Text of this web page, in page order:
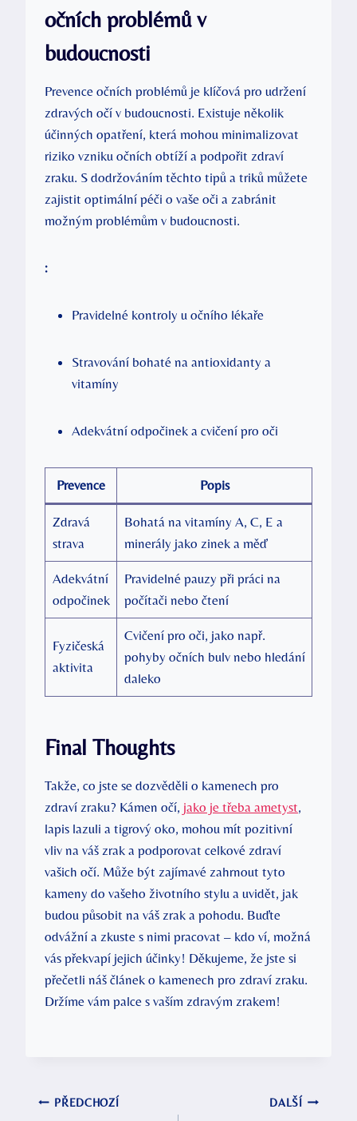
očních problémů v
budoucnosti
Prevence očních problémů je klíčová pro udržení
zdravých očí v budoucnosti. Existuje několik
účinných opatření, která mohou minimalizovat
riziko vzniku očních obtíží a podpořit zdraví
zraku. S dodržováním těchto tipů a triků můžete
zajistit optimální péči o vaše oči a zabránit
možným problémům v budoucnosti.
:
Pravidelné kontroly u očního lékaře
Stravování bohaté na antioxidanty a
vitamíny
Adekvátní odpočinek a cvičení pro oči
Prevence Popis
Zdravá
strava
Bohatá na vitamíny A, C, E a
minerály jako zinek a měď
Adekvátní
odpočinek
Pravidelné pauzy při práci na
počítači nebo čtení
Fyzičeská
aktivita
Cvičení pro oči, jako např.
pohyby očních bulv nebo hledání
daleko
Final Thoughts
Takže, co jste se dozvěděli o kamenech pro
zdraví zraku? Kámen očí, jako je třeba ametyst,
lapis lazuli a tigrový oko, mohou mít pozitivní
vliv na váš zrak a podporovat celkové zdraví
vašich očí. Může být zajímavé zahrnout tyto
kameny do vašeho životního stylu a uvidět, jak
budou působit na váš zrak a pohodu. Buďte
odvážní a zkuste s nimi pracovat – kdo ví, možná
vás překvapí jejich účinky! Děkujeme, že jste si
přečetli náš článek o kamenech pro zdraví zraku.
Držíme vám palce s vaším zdravým zrakem!
Navigace
PŘEDCHOZÍ DALŠÍ